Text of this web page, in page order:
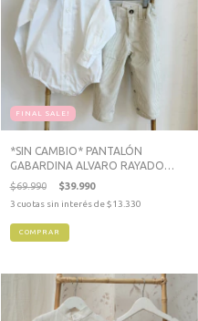
FINAL SALE!
*SIN CAMBIO* PANTALÓN
GABARDINA ALVARO RAYADO
BEIGE
$69.990 $39.990
3 cuotas sin interés de$13.330
COMPRAR